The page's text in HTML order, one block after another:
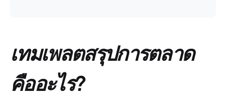
เทมเพลตสรุปการตลาด
คืออะไร?